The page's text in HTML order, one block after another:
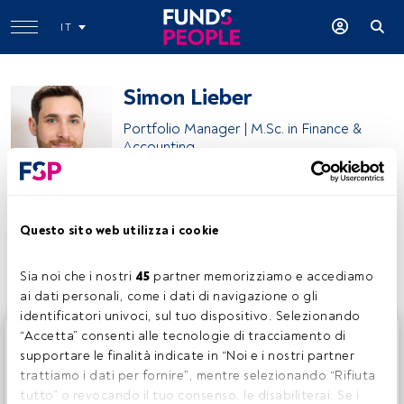
Questo sito web utilizza i cookie
Sia noi che i nostri 45 partner memorizziamo e accediamo
ai dati personali, come i dati di navigazione o gli
identificatori univoci, sul tuo dispositivo. Selezionando
“Accetta” consenti alle tecnologie di tracciamento di
supportare le finalità indicate in “Noi e i nostri partner
trattiamo i dati per fornire”, mentre selezionando “Rifiuta
tutto” o revocando il tuo consenso, le disabiliterai. Se i
IT
Simon Lieber
Portfolio Manager | M.Sc. in Finance &
Accounting
Condividi:
Questo è un articolo riservato agli utenti FundsPeople. Se
sei già registrato, accedi tramite il pulsante Login. Se non
hai ancora un account, ti invitiamo a registrarti per scoprire
tutti i contenuti che FundsPeople ha da offrire.